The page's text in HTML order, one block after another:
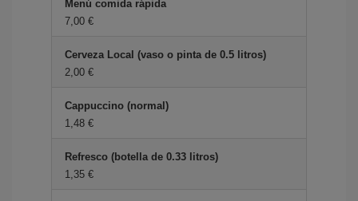
Menú comida rápida
7,00 €
Cerveza Local (vaso o pinta de 0.5 litros)
2,00 €
Cappuccino (normal)
1,48 €
Refresco (botella de 0.33 litros)
1,35 €